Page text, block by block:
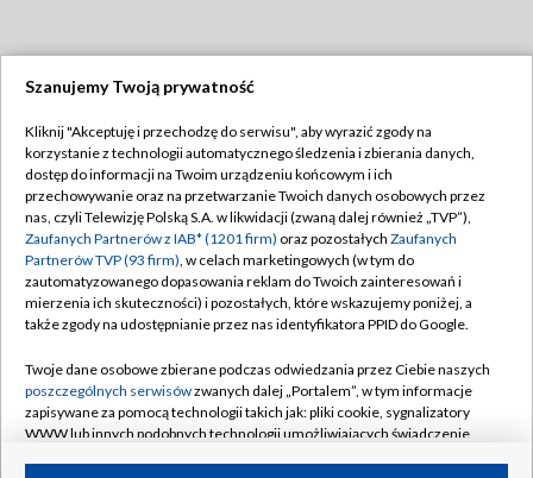
TVP
Abonament TVP
Emisja w TVP
Centrum informacji TVP
Naziemna Telewizja Cyfrowa
Rada Programowa
System NOS
Informacje o nadawcy
Regulamin TVP
Polityka prywatności
Moje zgody
Pomoc
Kontakt
Kanały
Szanujemy Twoją prywatność
Kliknij "Akceptuję i przechodzę do serwisu", aby wyrazić zgody na
korzystanie z technologii automatycznego śledzenia i zbierania danych,
dostęp do informacji na Twoim urządzeniu końcowym i ich
przechowywanie oraz na przetwarzanie Twoich danych osobowych przez
nas, czyli Telewizję Polską S.A. w likwidacji (zwaną dalej również „TVP”),
Zaufanych Partnerów z IAB* (1201 firm) oraz pozostałych Zaufanych
Partnerów TVP (93 firm), w celach marketingowych (w tym do
zautomatyzowanego dopasowania reklam do Twoich zainteresowań i
mierzenia ich skuteczności) i pozostałych, które wskazujemy poniżej, a
także zgody na udostępnianie przez nas identyfikatora PPID do Google.
Twoje dane osobowe zbierane podczas odwiedzania przez Ciebie naszych
poszczególnych serwisówzwanych dalej „Portalem”, w tym informacje
zapisywane za pomocą technologii takich jak: pliki cookie, sygnalizatory
WWW lub innych podobnych technologii umożliwiających świadczenie